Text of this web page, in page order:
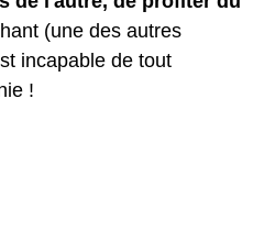
(une des autres
incapable de tout
!